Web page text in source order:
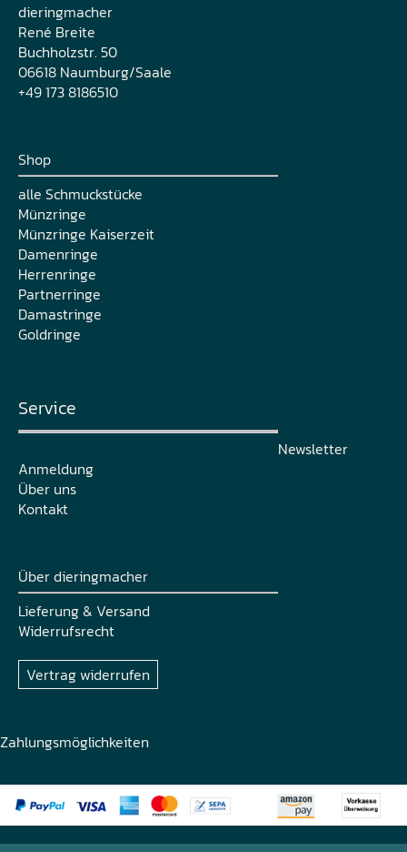
dieringmacher
René Breite
Buchholzstr. 50
06618 Naumburg/Saale
+49 173 8186510
Shop
alle Schmuckstücke
Münzringe
Münzringe Kaiserzeit
Damenringe
Herrenringe
Partnerringe
Damastringe
Goldringe
Service
Newsletter
Anmeldung
Über uns
Kontakt
Über dieringmacher
Lieferung & Versand
Widerrufsrecht
Vertrag widerrufen
Zahlungsmöglichkeiten